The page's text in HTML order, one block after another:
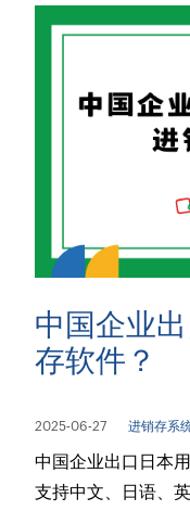
中国企业
存软件？
2025-06-27 进销存系
中国企业出口日本
支持中文、日语、